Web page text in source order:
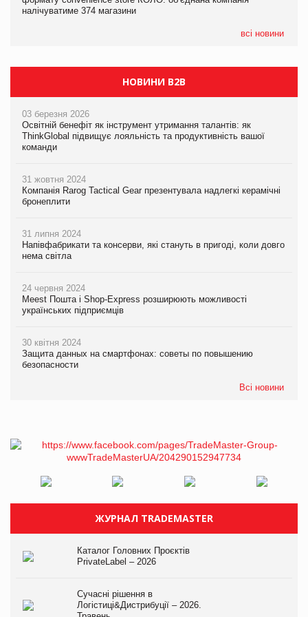
налічуватиме 374 магазини
всі новини
Millennium
НОВИНИ B2B
03 березня 2026
Освітній бенефіт як інструмент утримання талантів: як
ThinkGlobal підвищує лояльність та продуктивність вашої
команди
31 жовтня 2024
Компанія Rarog Tactical Gear презентувала надлегкі керамічні
бронеплити
31 липня 2024
Напівфабрикати та консерви, які стануть в пригоді, коли довго
нема світла
24 червня 2024
Meest Пошта і Shop-Express розширюють можливості
українських підприємців
30 квітня 2024
Защита данных на смартфонах: советы по повышению
безопасности
Всі новини
ЖУРНАЛ TRADEMASTER
Каталог Головних Проєктів
PrivateLabel – 2026
Сучасні рішення в
Логістиці&Дистрибуції – 2026.